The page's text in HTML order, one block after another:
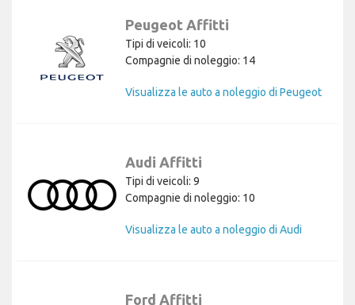
Peugeot Affitti
Tipi di veicoli: 10
Compagnie di noleggio: 14
Visualizza le auto a noleggio di Peugeot
Audi Affitti
Tipi di veicoli: 9
Compagnie di noleggio: 10
Visualizza le auto a noleggio di Audi
Ford Affitti